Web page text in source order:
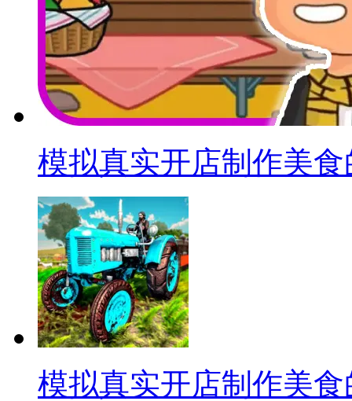
模拟真实开店制作美
模拟真实开店制作美